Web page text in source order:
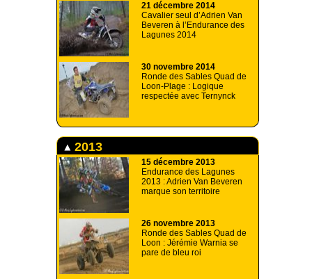
21 décembre 2014
Cavalier seul d’Adrien Van
Beveren à l’Endurance des
Lagunes 2014
30 novembre 2014
Ronde des Sables Quad de
Loon-Plage : Logique
respectée avec Ternynck
2013
15 décembre 2013
Endurance des Lagunes
2013 : Adrien Van Beveren
marque son territoire
26 novembre 2013
Ronde des Sables Quad de
Loon : Jérémie Warnia se
pare de bleu roi